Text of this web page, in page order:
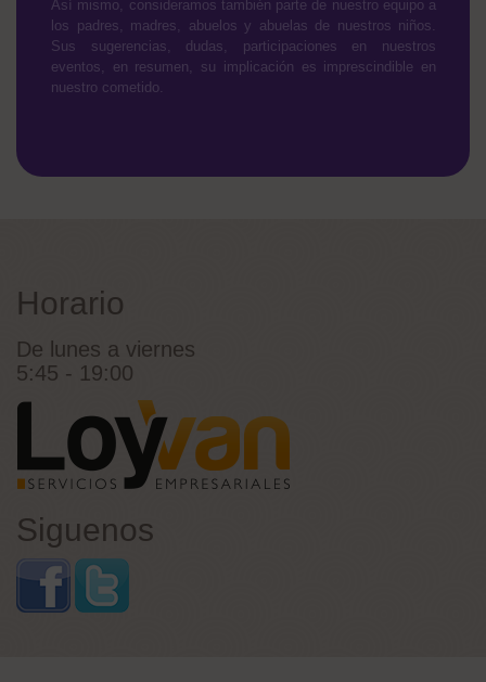
Así mismo, consideramos también parte de nuestro equipo a
los padres, madres, abuelos y abuelas de nuestros niños.
Sus sugerencias, dudas, participaciones en nuestros
eventos, en resumen, su implicación es imprescindible en
nuestro cometido.
Horario
De lunes a viernes
5:45 - 19:00
Siguenos